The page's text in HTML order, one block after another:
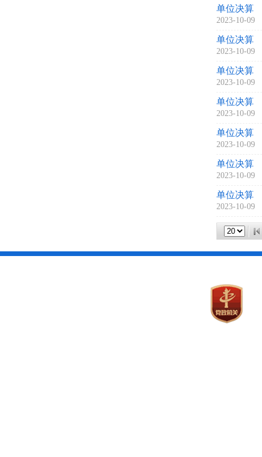
单位决算
2023-10-09
单位决算
2023-10-09
单位决算
2023-10-09
单位决算
2023-10-09
单位决算
2023-10-09
单位决算
2023-10-09
单位决算
2023-10-09